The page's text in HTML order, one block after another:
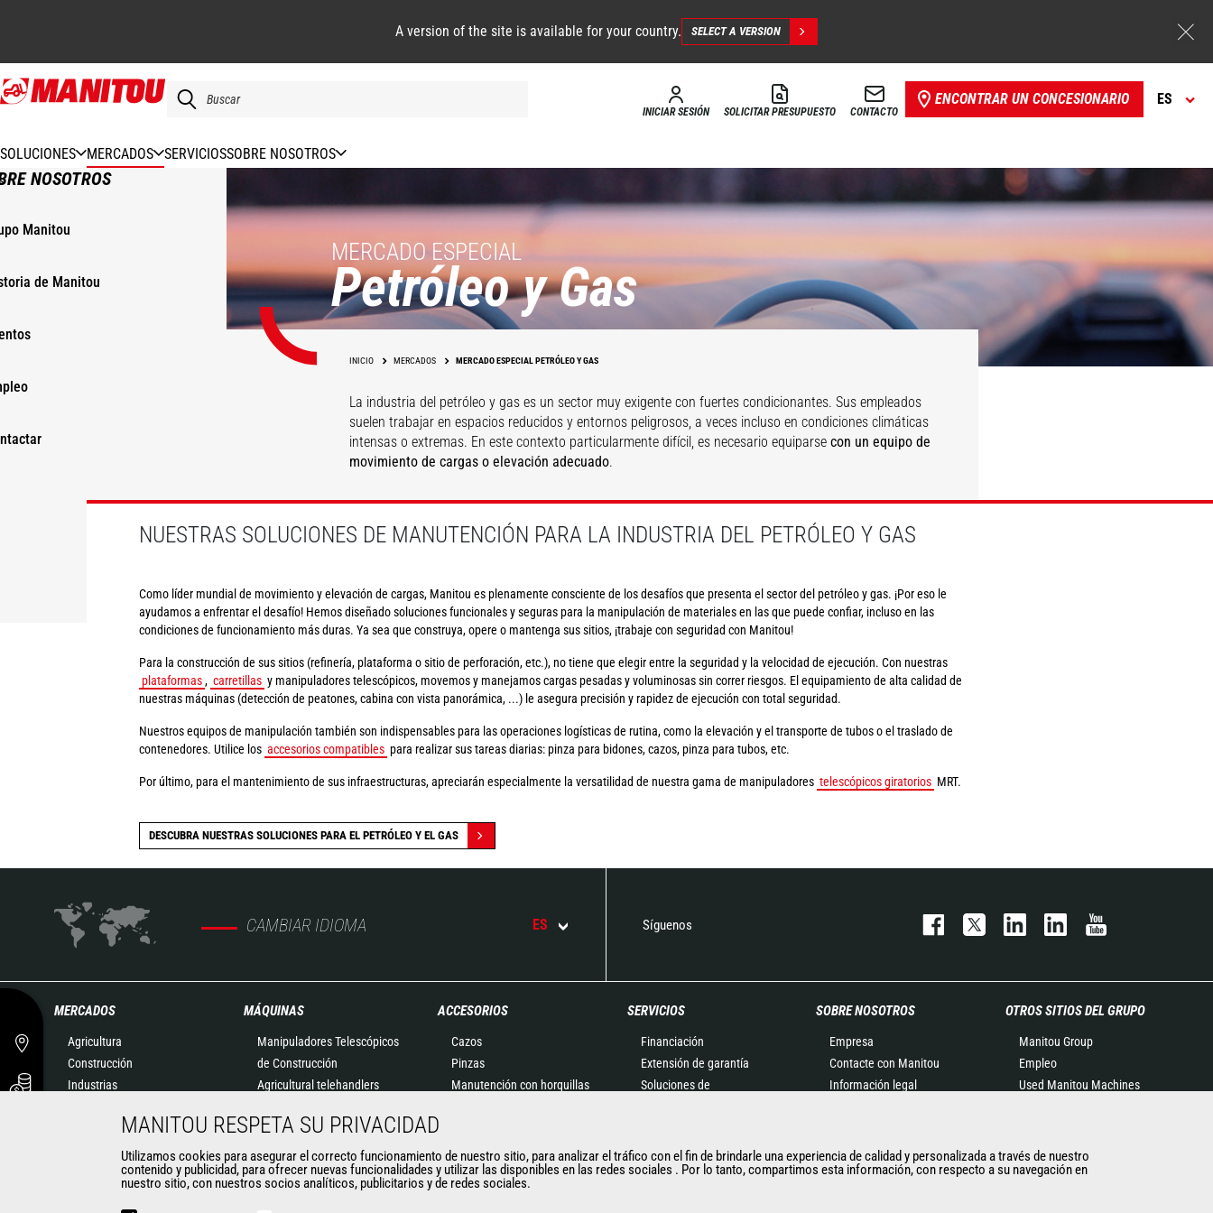
Pasar
al
A version of the site is available for your country. SELECT A VERSION
INICIAR SESIÓN SOLICITAR PRESUPUESTO CONTACTO
ENCONTRAR UN CONCESIONARIO ES
SOLUCIONES MERCADOS SERVICIOSSOBRE NOSOTROS
NOSOTROS
Manitou
de Manitou
MERCADO ESPECIAL
Petróleo y Gas
INICIO MERCADOS MERCADO ESPECIAL PETRÓLEO Y GAS
La industria del petróleo y gas es un sector muy exigente con fuertes condicionantes. Sus empleados
suelen trabajar en espacios reducidos y entornos peligrosos, a veces incluso en condiciones climáticas
intensas o extremas. En este contexto particularmente difícil, es necesario equiparse con un equipo de
movimiento de cargas o elevación adecuado.
operaciones Seguridad
NUESTRAS SOLUCIONES DE MANUTENCIÓN PARA LA INDUSTRIA DEL PETRÓLEO Y GAS
Como líder mundial de movimiento y elevación de cargas, Manitou es plenamente consciente de los desafíos que presenta el sector del petróleo y gas. ¡Por eso le
ayudamos a enfrentar el desafío! Hemos diseñado soluciones funcionales y seguras para la manipulación de materiales en las que puede confiar, incluso en las
condiciones de funcionamiento más duras. Ya sea que construya, opere o mantenga sus sitios, ¡trabaje con seguridad con Manitou!
Para la construcción de sus sitios (refinería, plataforma o sitio de perforación, etc.), no tiene que elegir entre la seguridad y la velocidad de ejecución. Con nuestras
plataformas , carretillas y manipuladores telescópicos, movemos y manejamos cargas pesadas y voluminosas sin correr riesgos. El equipamiento de alta calidad de
nuestras máquinas (detección de peatones, cabina con vista panorámica, ...) le asegura precisión y rapidez de ejecución con total seguridad.
Nuestros equipos de manipulación también son indispensables para las operaciones logísticas de rutina, como la elevación y el transporte de tubos o el traslado de
contenedores. Utilice los accesorios compatibles para realizar sus tareas diarias: pinza para bidones, cazos, pinza para tubos, etc.
Por último, para el mantenimiento de sus infraestructuras, apreciarán especialmente la versatilidad de nuestra gama de manipuladores telescópicos giratorios MRT.
DESCUBRA NUESTRAS SOLUCIONES PARA EL PETRÓLEO Y EL GAS
CAMBIAR IDIOMA ES Síguenos
MERCADOS
Agricultura
Construcción
Industrias
Aeronáutica
Medio ambiente
MÁQUINAS
Manipuladores Telescópicos
de Construcción
Agricultural telehandlers
Manipuladores Telescópicos
Plataformas Elevadoras
ACCESORIOS
Cazos
Pinzas
Manutención con horquillas
Cestas
Cubilotes para hormigón
SERVICIOS
Financiación
Extensión de garantía
Soluciones de
Soluciones conectadas
Herramientas de
SOBRE NOSOTROS
Empresa
Contacte con Manitou
Información legal
Historia
General Terms and
OTROS SITIOS DEL GRUPO
Manitou Group
Empleo
Used Manitou Machines
Edge Attachments
MANITOU RESPETA SU PRIVACIDAD
Utilizamos cookies para asegurar el correcto funcionamiento de nuestro sitio, para analizar el tráfico con el fin de brindarle una experiencia de calidad y personalizada a través de nuestro
contenido y publicidad, para ofrecer nuevas funcionalidades y utilizar las disponibles en las redes sociales . Por lo tanto, compartimos esta información, con respecto a su navegación en
nuestro sitio, con nuestros socios analíticos, publicitarios y de redes sociales.